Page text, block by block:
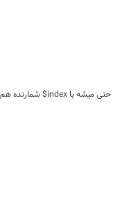
حتی میشه با index$ شمارنده هم براش گذاشت!